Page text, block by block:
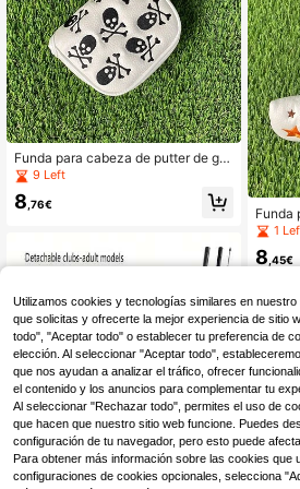
Funda para cabeza de putter de gol
f bordada con calavera y huesos cr
uzados, bordado de color de contra
ste negro & blanco, apariencia de e
9 Left
8 ,76€
1 pieza Eje/Putter de madera retráct
Funda
de
ido,
or
1
8 ,45€
Utilizamos cookies y tecnologías similares en
que solicitas y ofrecerte la mejor experiencia de sitio
todo", "Aceptar todo" o establecer tu preferencia de
elección. Al seleccionar "Aceptar todo",
que nos ayudan a analizar el tráfico, ofrecer
el contenido y los anuncios para complementar tu
Al seleccionar "Rechazar todo", permites el uso de
que hacen que nuestro sitio web funcione. Puedes
configuración de tu navegador, pero esto puede
Para obtener más información sobre las cookies que
configuraciones de cookies opcionales, selecciona